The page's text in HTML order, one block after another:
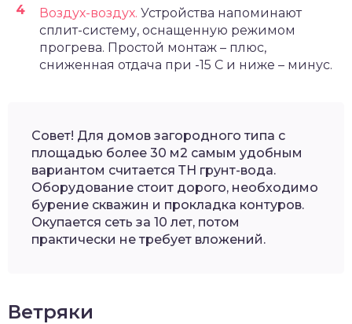
Воздух-воздух. Устройства напоминают
сплит-систему, оснащенную режимом
прогрева. Простой монтаж – плюс,
сниженная отдача при -15 С и ниже – минус.
Совет! Для домов загородного типа с
площадью более 30 м2 самым удобным
вариантом считается ТН грунт-вода.
Оборудование стоит дорого, необходимо
бурение скважин и прокладка контуров.
Окупается сеть за 10 лет, потом
практически не требует вложений.
Ветряки